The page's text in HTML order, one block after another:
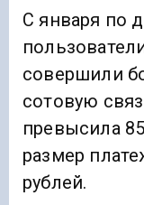
С января по
совершили
сотовую
превысила
размер
рублей.